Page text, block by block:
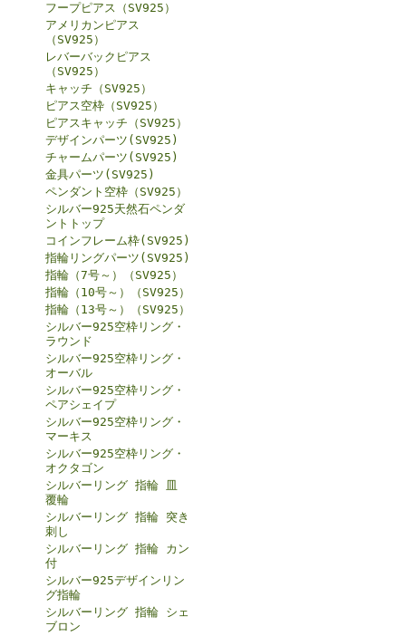
フープピアス（SV925）
アメリカンピアス
（SV925）
レバーバックピアス
（SV925）
キャッチ（SV925）
ピアス空枠（SV925）
ピアスキャッチ（SV925）
デザインパーツ(SV925)
チャームパーツ(SV925)
金具パーツ(SV925)
ペンダント空枠（SV925）
シルバー925天然石ペンダ
ントトップ
コインフレーム枠(SV925)
指輪リングパーツ(SV925)
指輪（7号～）（SV925）
指輪（10号～）（SV925）
指輪（13号～）（SV925）
シルバー925空枠リング・
ラウンド
シルバー925空枠リング・
オーバル
シルバー925空枠リング・
ペアシェイプ
シルバー925空枠リング・
マーキス
シルバー925空枠リング・
オクタゴン
シルバーリング 指輪 皿
覆輪
シルバーリング 指輪 突き
刺し
シルバーリング 指輪 カン
付
シルバー925デザインリン
グ指輪
シルバーリング 指輪 シェ
ブロン